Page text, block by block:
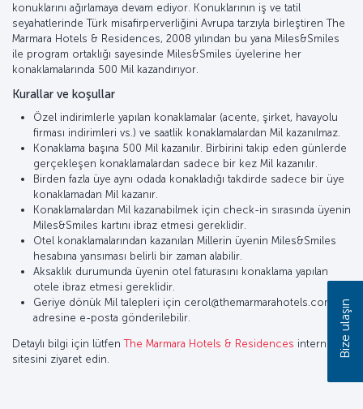
konuklarını ağırlamaya devam ediyor. Konuklarının iş ve tatil
seyahatlerinde Türk misafirperverliğini Avrupa tarzıyla birleştiren The
Marmara Hotels & Residences, 2008 yılından bu yana Miles&Smiles
ile program ortaklığı sayesinde Miles&Smiles üyelerine her
konaklamalarında 500 Mil kazandırıyor.
Kurallar ve koşullar
Özel indirimlerle yapılan konaklamalar (acente, şirket, havayolu
firması indirimleri vs.) ve saatlik konaklamalardan Mil kazanılmaz.
Konaklama başına 500 Mil kazanılır. Birbirini takip eden günlerde
gerçekleşen konaklamalardan sadece bir kez Mil kazanılır.
Birden fazla üye aynı odada konakladığı takdirde sadece bir üye
konaklamadan Mil kazanır.
Konaklamalardan Mil kazanabilmek için check-in sırasında üyenin
Miles&Smiles kartını ibraz etmesi gereklidir.
Otel konaklamalarından kazanılan Millerin üyenin Miles&Smiles
hesabına yansıması belirli bir zaman alabilir.
Aksaklık durumunda üyenin otel faturasını konaklama yapılan
otele ibraz etmesi gereklidir.
Geriye dönük Mil talepleri için cerol@themarmarahotels.com
adresine e-posta gönderilebilir.
Detaylı bilgi için lütfenThe Marmara Hotels & Residences internet
sitesini ziyaret edin.
Bize ulaşın